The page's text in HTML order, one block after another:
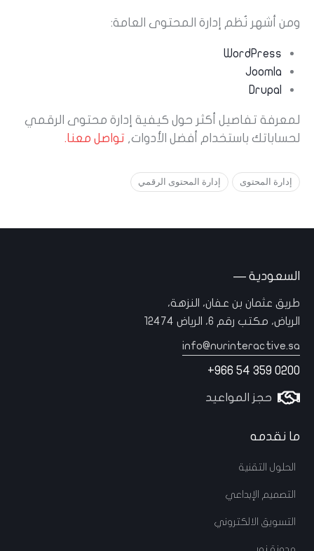
ومن أشهر نُظم إدارة المحتوى العامة:
WordPress
Joomla
Drupal
لمعرفة تفاصيل أكثر حول كيفية إدارة محتوى الرقمي
لحساباتك باستخدام أفضل الأدوات, تواصل معنا.
إدارة المحتوى إدارة المحتوى الرقمي
السعودية —
طريق عثمان بن عفان، النزهة،
الرياض، مكتب رقم 6، الرياض 12474
info@nurinteractive.sa
+966 54 359 0200
حجز المواعيد
ما نقدمه
الحلول التقنية
التصميم الإبداعي
التسويق الالكتروني